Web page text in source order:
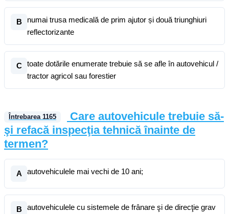
B
numai trusa medicală de prim ajutor și două triunghiuri
reflectorizante
C
toate dotările enumerate trebuie să se afle în autovehicul /
tractor agricol sau forestier
Întrebarea 1165
Care autovehicule trebuie să-
şi refacă inspecţia tehnică înainte de
termen?
A autovehiculele mai vechi de 10 ani;
B
autovehiculele cu sistemele de frânare şi de direcţie grav